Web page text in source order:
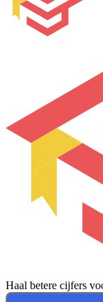
Haal betere cijfers